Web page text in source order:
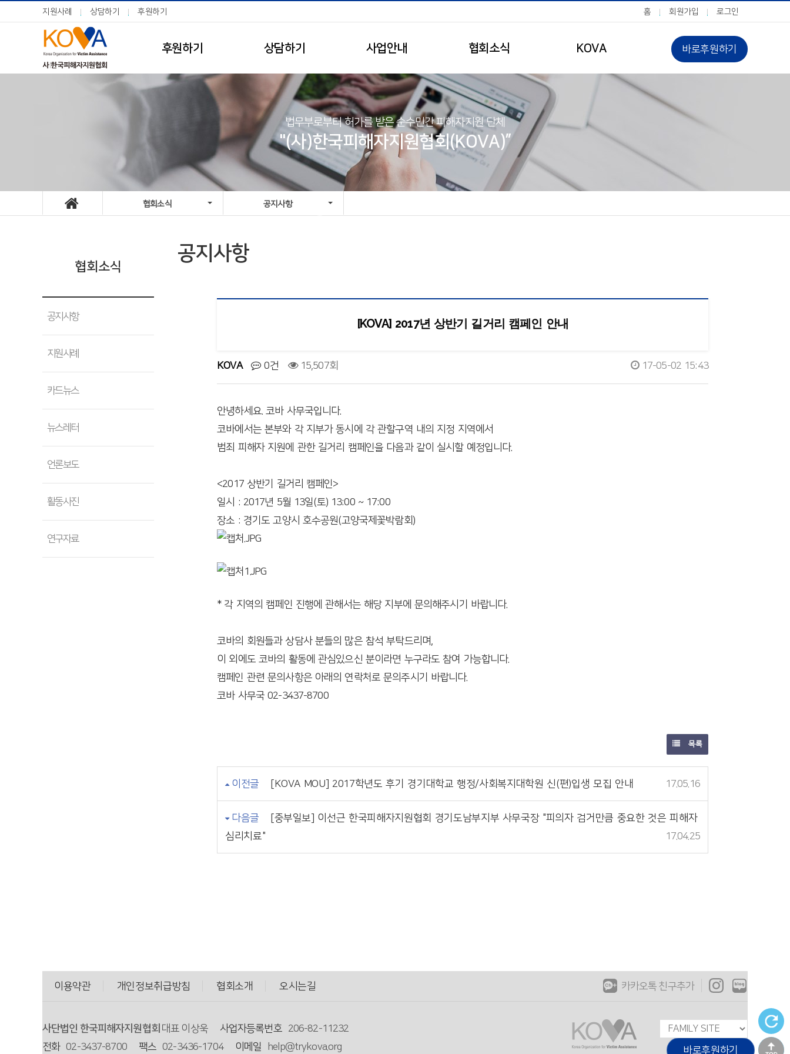
지원사례 상담하기 후원하기 홈 회원가입 로그인
바로후원하기
후원하기 상담하기 사업안내 협회소식 KOVA
법무부로부터 허가를 받은 순수민간 피해자지원 단체
"(사)한국피해자지원협회(KOVA)”
협회소식 공지사항
협회소식
공지사항
지원사례
카드뉴스
뉴스레터
언론보도
활동사진
연구자료
공지사항
[KOVA] 2017년 상반기 길거리 캠페인 안내
KOVA 0건 15,507회 17-05-02 15:43
안녕하세요. 코바 사무국입니다.
코바에서는 본부와 각 지부가 동시에 각 관할구역 내의 지정 지역에서
범죄 피해자 지원에 관한 길거리 캠페인을 다음과 같이 실시할 예정입니다.
<2017 상반기 길거리 캠페인>
일시 : 2017년 5월 13일(토) 13:00 ~ 17:00
장소 : 경기도 고양시 호수공원(고양국제꽃박람회)
* 각 지역의 캠페인 진행에 관해서는 해당 지부에 문의해주시기 바랍니다.
코바의 회원들과 상담사 분들의 많은 참석 부탁드리며,
이 외에도 코바의 활동에 관심있으신 분이라면 누구라도 참여 가능합니다.
캠페인 관련 문의사항은 아래의 연락처로 문의주시기 바랍니다.
코바 사무국 02-3437-8700
목록
이전글 [KOVA MOU] 2017학년도 후기 경기대학교 행정/사회복지대학원 신(편)입생 모집 안내 17.05.16
다음글
[중부일보] 이선근 한국피해자지원협회 경기도남부지부 사무국장 "피의자 검거만큼 중요한 것은 피해자
심리치료"
17.04.25
바로후원하기
카카오톡 친구추가
이용약관 개인정보취급방침 협회소개 오시는길
사단법인 한국피해자지원협회 대표 이상욱 사업자등록번호 206-82-11232
전화 02-3437-8700 팩스 02-3436-1704 이메일 help@trykova.org